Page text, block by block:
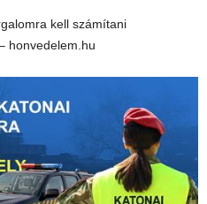
kell számítani
honvedelem.hu